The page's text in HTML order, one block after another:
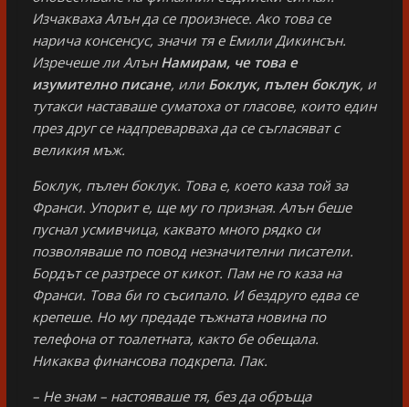
Изчакваха Алън да се произнесе. Ако това се
нарича консенсус, значи тя е Емили Дикинсън.
Изречеше ли Алън Намирам, че това е
изумително писане, или Боклук, пълен боклук, и
тутакси наставаше суматоха от гласове, които един
през друг се надпреварваха да се съгласяват с
великия мъж.
Боклук, пълен боклук. Това е, което каза той за
Франси. Упорит е, ще му го призная. Алън беше
пуснал усмивчица, каквато много рядко си
позволяваше по повод незначителни писатели.
Бордът се разтресе от кикот. Пам не го каза на
Франси. Това би го съсипало. И бездруго едва се
крепеше. Но му предаде тъжната новина по
телефона от тоалетната, както бе обещала.
Никаква финансова подкрепа. Пак.
– Не знам – настояваше тя, без да обръща